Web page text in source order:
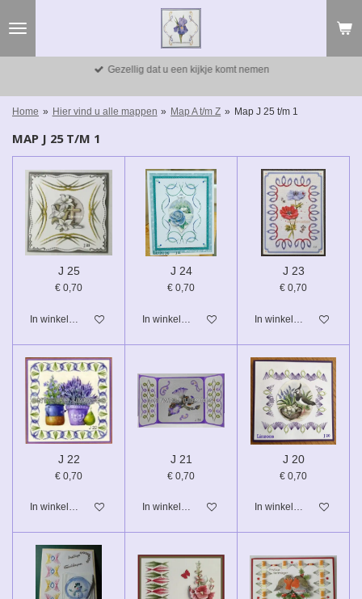
direct
Gezellig dat u een kijkje komt nemen
Home » Hier vind u alle mappen » Map A t/m Z » Map J 25 t/m 1
MAP J 25 T/M 1
J 25
€ 0,70
In winkelwagen
J 24
€ 0,70
In winkelwagen
J 23
€ 0,70
In winkelwagen
J 22
€ 0,70
In winkelwagen
J 21
€ 0,70
In winkelwagen
J 20
€ 0,70
In winkelwagen